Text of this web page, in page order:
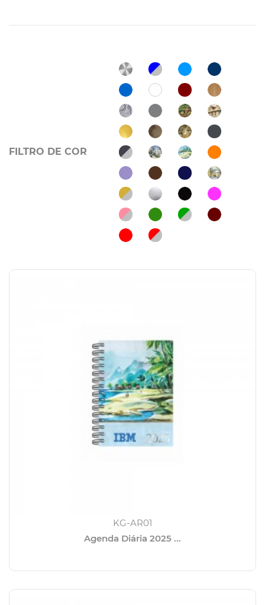
FILTRO DE COR
KG-AR01
Agenda Diária 2025 ...